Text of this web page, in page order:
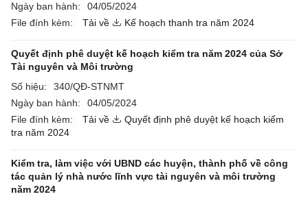
Ngày ban hành:
04/05/2024
File đính kèm:
Tải về Kế hoạch thanh tra năm 2024
Quyết định phê duyệt kế hoạch kiểm tra năm 2024 của Sở
Tài nguyên và Môi trường
Số hiệu:
340/QĐ-STNMT
Ngày ban hành:
04/05/2024
File đính kèm:
Tải về
Quyết định phê duyệt kế hoạch kiểm
tra năm 2024
Kiểm tra, làm việc với UBND các huyện, thành phố về công
tác quản lý nhà nước lĩnh vực tài nguyên và môi trường
năm 2024